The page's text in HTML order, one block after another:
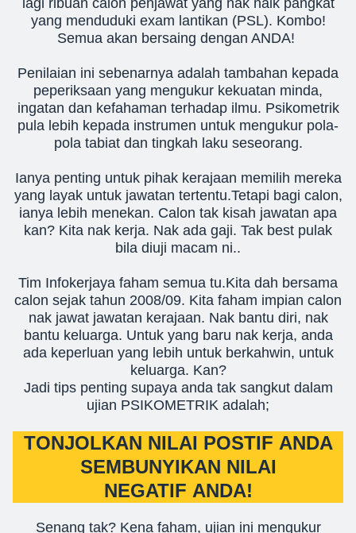
yang menduduki exam lantikan (PSL). Kombo!
Semua akan bersaing dengan ANDA!
Penilaian ini sebenarnya adalah tambahan kepada
peperiksaan yang mengukur kekuatan minda,
ingatan dan kefahaman terhadap ilmu. Psikometrik
pula lebih kepada instrumen untuk mengukur pola-
pola tabiat dan tingkah laku seseorang.
Ianya penting untuk pihak kerajaan memilih mereka
yang layak untuk jawatan tertentu.Tetapi bagi calon,
ianya lebih menekan. Calon tak kisah jawatan apa
kan? Kita nak kerja. Nak ada gaji. Tak best pulak
bila diuji macam ni..
Tim Infokerjaya faham semua tu.Kita dah bersama
calon sejak tahun 2008/09. Kita faham impian calon
nak jawat jawatan kerajaan. Nak bantu diri, nak
bantu keluarga. Untuk yang baru nak kerja, anda
ada keperluan yang lebih untuk berkahwin, untuk
keluarga. Kan?
Jadi tips penting supaya anda tak sangkut dalam
ujian PSIKOMETRIK adalah;
TONJOLKAN NILAI POSTIF ANDA
SEMBUNYIKAN NILAI
NEGATIF ANDA!
Senang tak? Kena faham, ujian ini mengukur